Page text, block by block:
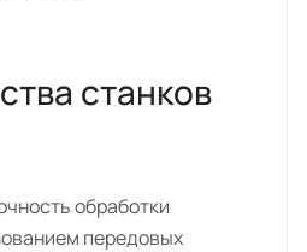
станков
обработки
передовых